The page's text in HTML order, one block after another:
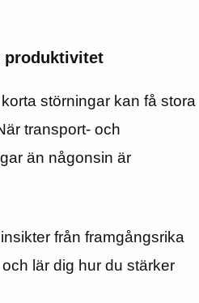
produktivitet
störningar kan få stora
transport- och
än någonsin är
från framgångsrika
lär dig hur du stärker